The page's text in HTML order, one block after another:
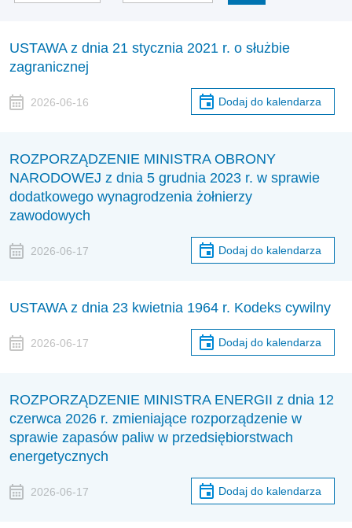
USTAWA z dnia 21 stycznia 2021 r. o służbie
zagranicznej
2026-06-16 Dodaj do kalendarza
ROZPORZĄDZENIE MINISTRA OBRONY
NARODOWEJ z dnia 5 grudnia 2023 r. w sprawie
dodatkowego wynagrodzenia żołnierzy
zawodowych
2026-06-17 Dodaj do kalendarza
USTAWA z dnia 23 kwietnia 1964 r. Kodeks cywilny
2026-06-17 Dodaj do kalendarza
ROZPORZĄDZENIE MINISTRA ENERGII z dnia 12
czerwca 2026 r. zmieniające rozporządzenie w
sprawie zapasów paliw w przedsiębiorstwach
energetycznych
2026-06-17 Dodaj do kalendarza